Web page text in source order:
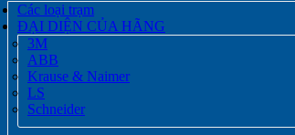
Các loại trạm
ĐẠI DIỆN CỦA HÃNG
3M
ABB
Krause & Naimer
LS
Schneider